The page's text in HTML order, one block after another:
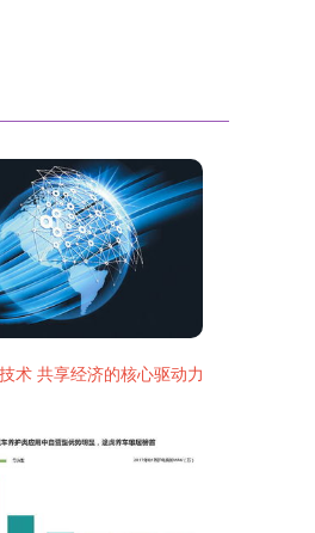
术 共享经济的核心驱动力